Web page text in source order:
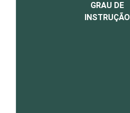
GRAU DE
INSTRUÇÃO